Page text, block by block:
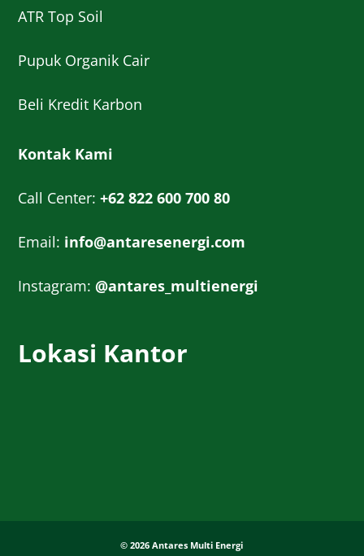
ATR Top Soil
Pupuk Organik Cair
Beli Kredit Karbon
Kontak Kami
Call Center: +62 822 600 700 80
Email: info@antaresenergi.com
Instagram: @antares_multienergi
Lokasi Kantor
© 2026 Antares Multi Energi